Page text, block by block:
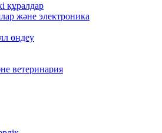
құралдар
және электроника
өңдеу
ветеринария